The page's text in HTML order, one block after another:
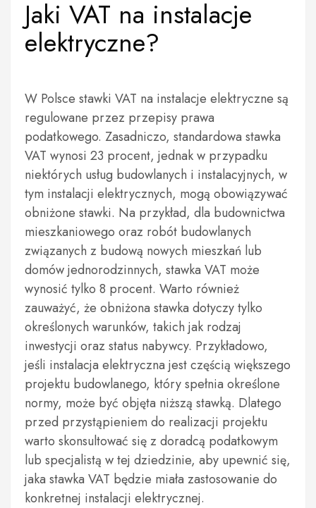
Jaki VAT na instalacje
elektryczne?
W Polsce stawki VAT na instalacje elektryczne są
regulowane przez przepisy prawa
podatkowego. Zasadniczo, standardowa stawka
VAT wynosi 23 procent, jednak w przypadku
niektórych usług budowlanych i instalacyjnych, w
tym instalacji elektrycznych, mogą obowiązywać
obniżone stawki. Na przykład, dla budownictwa
mieszkaniowego oraz robót budowlanych
związanych z budową nowych mieszkań lub
domów jednorodzinnych, stawka VAT może
wynosić tylko 8 procent. Warto również
zauważyć, że obniżona stawka dotyczy tylko
określonych warunków, takich jak rodzaj
inwestycji oraz status nabywcy. Przykładowo,
jeśli instalacja elektryczna jest częścią większego
projektu budowlanego, który spełnia określone
normy, może być objęta niższą stawką. Dlatego
przed przystąpieniem do realizacji projektu
warto skonsultować się z doradcą podatkowym
lub specjalistą w tej dziedzinie, aby upewnić się,
jaka stawka VAT będzie miała zastosowanie do
konkretnej instalacji elektrycznej.